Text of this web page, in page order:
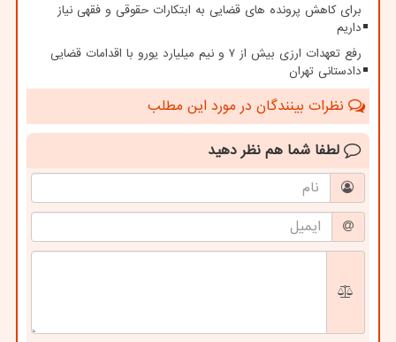
برای کاهش پرونده های قضایی به ابتکارات حقوقی و فقهی نیاز
داریم
رفع تعهدات ارزی بیش از ۷ و نیم میلیارد یورو با اقدامات قضایی
دادستانی تهران
نظرات بینندگان در مورد این مطلب
لطفا شما هم نظر دهید